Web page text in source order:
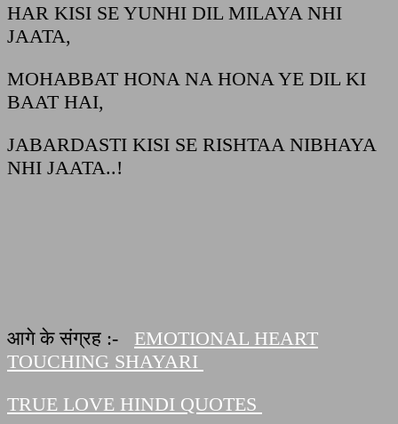
HAR KISI SE YUNHI DIL MILAYA NHI
JAATA,
MOHABBAT HONA NA HONA YE DIL KI
BAAT HAI,
JABARDASTI KISI SE RISHTAA NIBHAYA
NHI JAATA..!
आगे के संग्रह :- EMOTIONAL HEART
TOUCHING SHAYARI
TRUE LOVE HINDI QUOTES